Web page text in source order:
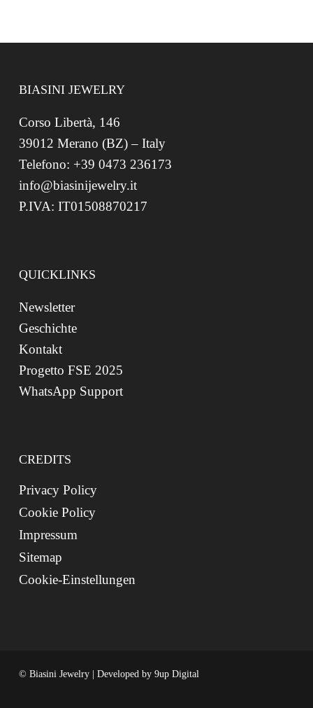
BIASINI JEWELRY
Corso Libertà, 146
39012 Merano (BZ) – Italy
Telefono: +39 0473 236173
info@biasinijewelry.it
P.IVA: IT01508870217
QUICKLINKS
Newsletter
Geschichte
Kontakt
Progetto FSE 2025
WhatsApp Support
CREDITS
Privacy Policy
Cookie Policy
Impressum
Sitemap
Cookie-Einstellungen
© Biasini Jewelry | Developed by 9up Digital